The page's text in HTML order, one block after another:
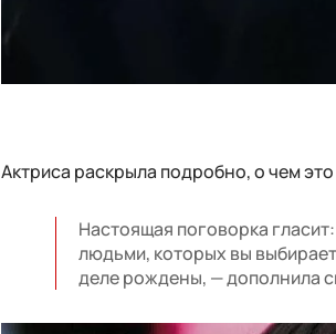
Актриса раскрыла подробно, о чем
Настоящая поговорка
людьми, которых вы
деле рождены, — дополнила